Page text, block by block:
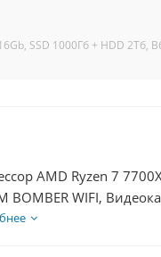
SSD 1000Гб + HDD 2Тб,
AMD Ryzen 7
BOMBER WIFI,
+ HDD 2Тб, БП 600Вт